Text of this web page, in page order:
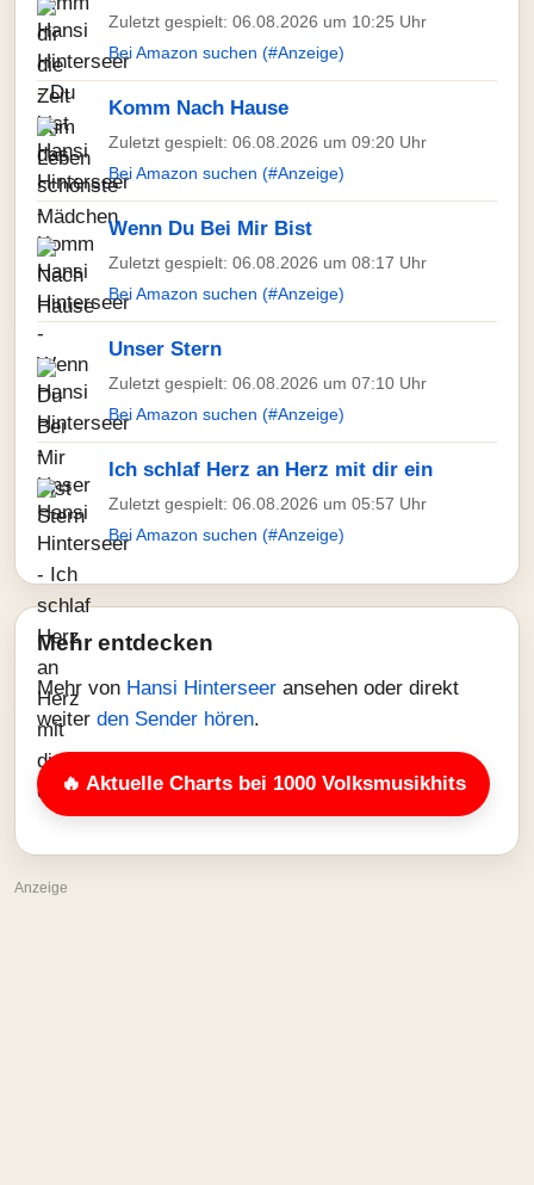
Zuletzt gespielt: 06.08.2026 um 10:25 Uhr
Bei Amazon suchen (#Anzeige)
Komm Nach Hause
Zuletzt gespielt: 06.08.2026 um 09:20 Uhr
Bei Amazon suchen (#Anzeige)
Wenn Du Bei Mir Bist
Zuletzt gespielt: 06.08.2026 um 08:17 Uhr
Bei Amazon suchen (#Anzeige)
Unser Stern
Zuletzt gespielt: 06.08.2026 um 07:10 Uhr
Bei Amazon suchen (#Anzeige)
Ich schlaf Herz an Herz mit dir ein
Zuletzt gespielt: 06.08.2026 um 05:57 Uhr
Bei Amazon suchen (#Anzeige)
Mehr entdecken
Mehr von Hansi Hinterseer ansehen oder direkt
weiter den Sender hören.
🔥 Aktuelle Charts bei 1000 Volksmusikhits
Anzeige